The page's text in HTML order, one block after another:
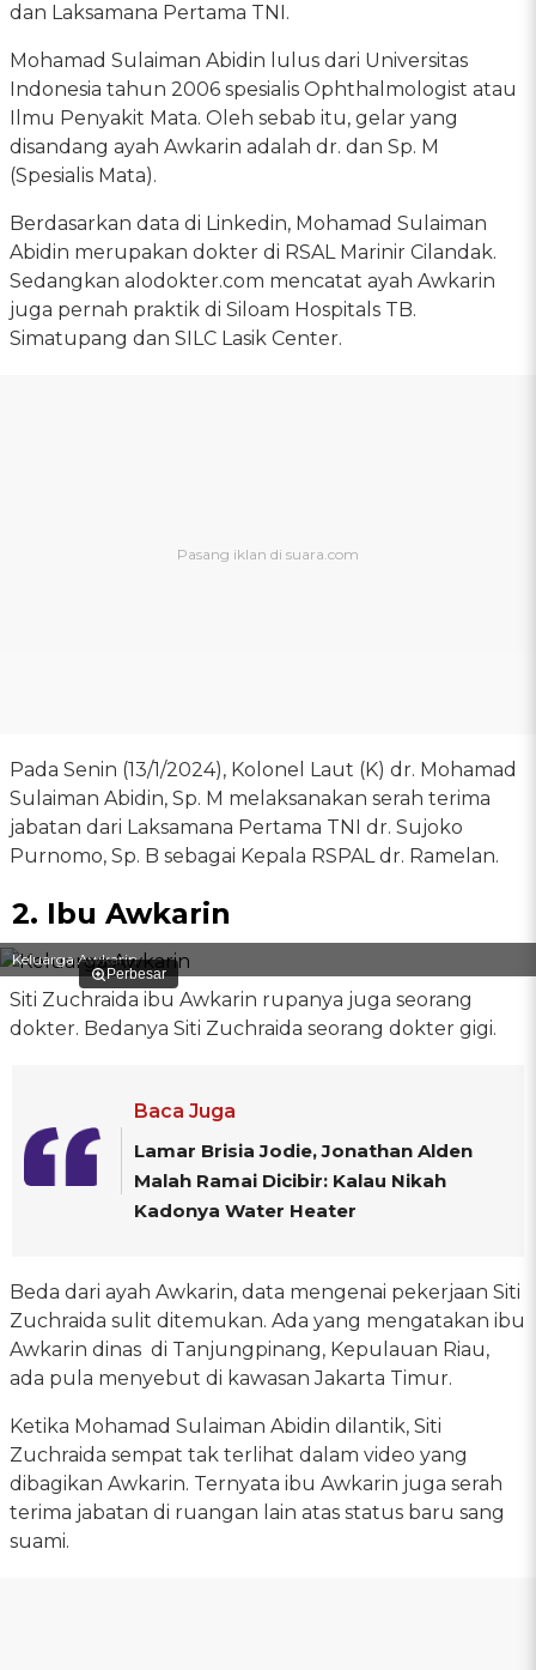
dan Laksamana Pertama TNI.
Mohamad Sulaiman Abidin lulus dari Universitas
Indonesia tahun 2006 spesialis Ophthalmologist atau
Ilmu Penyakit Mata. Oleh sebab itu, gelar yang
disandang ayah Awkarin adalah dr. dan Sp. M
(Spesialis Mata).
Berdasarkan data di Linkedin, Mohamad Sulaiman
Abidin merupakan dokter di RSAL Marinir Cilandak.
Sedangkan alodokter.com mencatat ayah Awkarin
juga pernah praktik di Siloam Hospitals TB.
Simatupang dan SILC Lasik Center.
Pada Senin (13/1/2024), Kolonel Laut (K) dr. Mohamad
Sulaiman Abidin, Sp. M melaksanakan serah terima
jabatan dari Laksamana Pertama TNI dr. Sujoko
Purnomo, Sp. B sebagai Kepala RSPAL dr. Ramelan.
2. Ibu Awkarin
Perbesar
Keluarga Awkarin
Siti Zuchraida ibu Awkarin rupanya juga seorang
dokter. Bedanya Siti Zuchraida seorang dokter gigi.
Baca Juga
Lamar Brisia Jodie, Jonathan Alden
Malah Ramai Dicibir: Kalau Nikah
Kadonya Water Heater
Beda dari ayah Awkarin, data mengenai pekerjaan Siti
Zuchraida sulit ditemukan. Ada yang mengatakan ibu
Awkarin dinas di Tanjungpinang, Kepulauan Riau,
ada pula menyebut di kawasan Jakarta Timur.
Ketika Mohamad Sulaiman Abidin dilantik, Siti
Zuchraida sempat tak terlihat dalam video yang
dibagikan Awkarin. Ternyata ibu Awkarin juga serah
terima jabatan di ruangan lain atas status baru sang
suami.